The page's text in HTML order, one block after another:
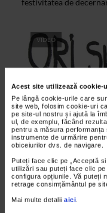
Acest site utilizează cookie-
Pe lângă cookie-urile care
site web, folosim cookie-uri
pe site-ul nostru și ajută la
ul, de exemplu, făcând
pentru a măsura
instrumente de urmărire
obiceiurilor dvs. de navigare.
Puteți face clic pe „Acceptă
utilizări sau puteți face clic
configura opțiunile. Vă puteți
retrage consimțământul pe
Mai multe detalii aici.
festivitatea de
VIDEO
CLIPA DE ARTA
Expozitia